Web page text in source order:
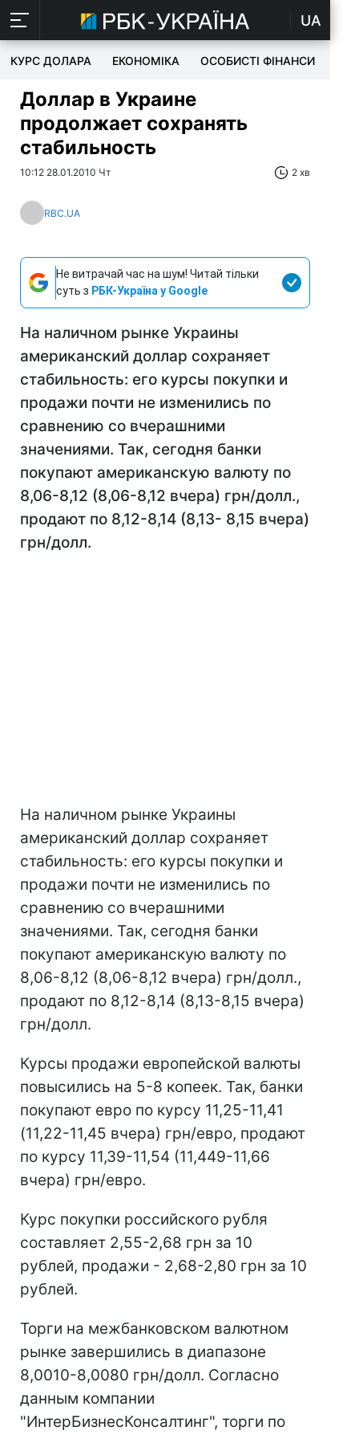
UA
КУРС ДОЛАРА ЕКОНОМІКА ОСОБИСТІ ФІНАНСИ
Доллар в Украине
продолжает сохранять
стабильность
10:12 28.01.2010 Чт 2 хв
RBC.UA
Не витрачай час на шум! Читай тільки
суть з РБК-Україна у Google
На наличном рынке Украины
американский доллар сохраняет
стабильность: его курсы покупки и
продажи почти не изменились по
сравнению со вчерашними
значениями. Так, сегодня банки
покупают американскую валюту по
8,06-8,12 (8,06-8,12 вчера) грн/долл.,
продают по 8,12-8,14 (8,13- 8,15 вчера)
грн/долл.
На наличном рынке Украины
американский доллар сохраняет
стабильность: его курсы покупки и
продажи почти не изменились по
сравнению со вчерашними
значениями. Так, сегодня банки
покупают американскую валюту по
8,06-8,12 (8,06-8,12 вчера) грн/долл.,
продают по 8,12-8,14 (8,13-8,15 вчера)
грн/долл.
Курсы продажи европейской валюты
повысились на 5-8 копеек. Так, банки
покупают евро по курсу 11,25-11,41
(11,22-11,45 вчера) грн/евро, продают
по курсу 11,39-11,54 (11,449-11,66
вчера) грн/евро.
Курс покупки российского рубля
составляет 2,55-2,68 грн за 10
рублей, продажи - 2,68-2,80 грн за 10
рублей.
Торги на межбанковском валютном
рынке завершились в диапазоне
8,0010-8,0080 грн/долл. Согласно
данным компании
"ИнтерБизнесКонсалтинг", торги по